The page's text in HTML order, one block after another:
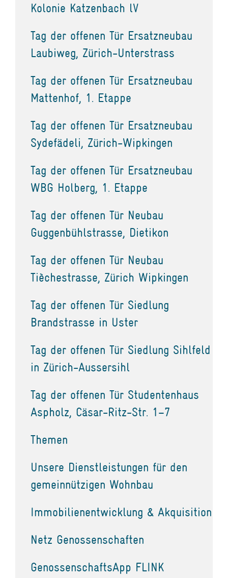
Kolonie Katzenbach lV
Tag der offenen Tür Ersatzneubau
Laubiweg, Zürich-Unterstrass
Tag der offenen Tür Ersatzneubau
Mattenhof, 1. Etappe
Tag der offenen Tür Ersatzneubau
Sydefädeli, Zürich-Wipkingen
Tag der offenen Tür Ersatzneubau
WBG Holberg, 1. Etappe
Tag der offenen Tür Neubau
Guggenbühlstrasse, Dietikon
Tag der offenen Tür Neubau
Tièchestrasse, Zürich Wipkingen
Tag der offenen Tür Siedlung
Brandstrasse in Uster
Tag der offenen Tür Siedlung Sihlfeld
in Zürich-Aussersihl
Tag der offenen Tür Studentenhaus
Aspholz, Cäsar-Ritz-Str. 1–7
Themen
Unsere Dienstleistungen für den
gemeinnützigen Wohnbau
Immobilienentwicklung & Akquisition
Netz Genossenschaften
GenossenschaftsApp FLINK